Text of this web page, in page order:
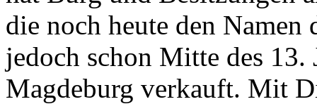
die noch heute den
jedoch schon Mitte des
Magdeburg verkauft. Mit